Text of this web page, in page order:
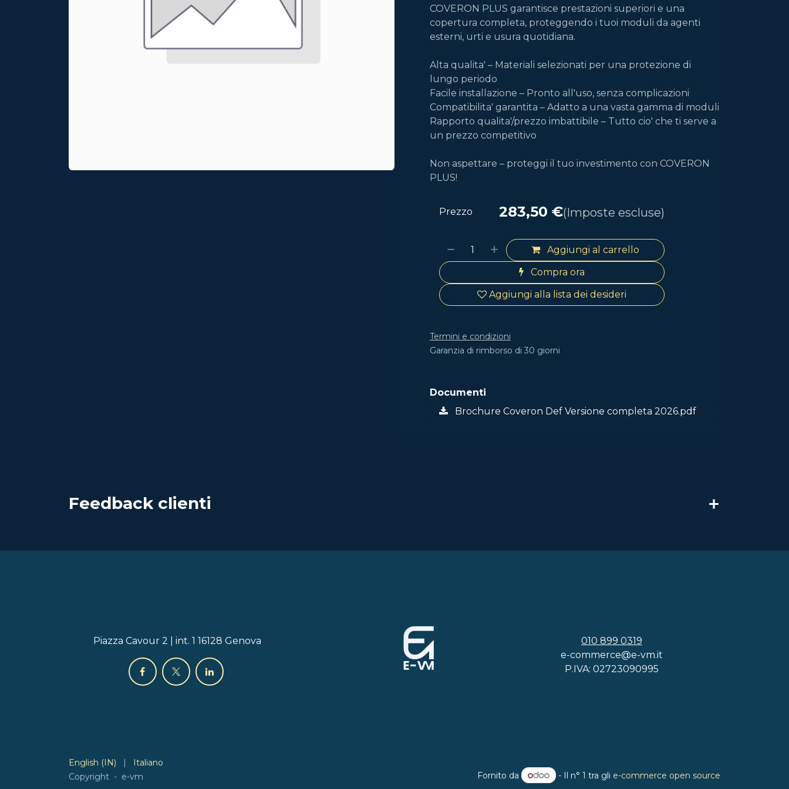
COVERON PLUS garantisce prestazioni superiori e una
copertura completa, proteggendo i tuoi moduli da agenti
esterni, urti e usura quotidiana.
Alta qualita' – Materiali selezionati per una protezione di
lungo periodo
Facile installazione – Pronto all'uso, senza complicazioni
Compatibilita' garantita – Adatto a una vasta gamma di moduli
Rapporto qualita'/prezzo imbattibile – Tutto cio' che ti serve a
un prezzo competitivo
Non aspettare – proteggi il tuo investimento con COVERON
PLUS!
Aggiungi al carrello
Compra ora
Aggiungi alla lista dei desideri
Prezzo 283,50 €(Imposte escluse)
Termini e condizioni
Garanzia di rimborso di 30 giorni
Documenti
Brochure Coveron Def Versione completa 2026.pdf
Feedback clienti
010 899 0319
e-commerce@e-vm.it
P.IVA: 02723090995
Piazza Cavour 2 | int. 1 16128 Genova
Copyright - e-vm
English (IN) |
Italiano
Fornito da
- Il n° 1 tra gli e-commerce open source